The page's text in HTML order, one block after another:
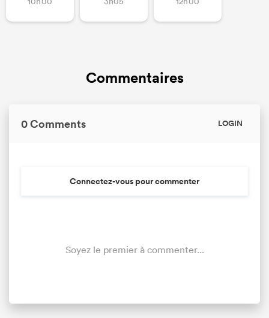
Commentaires
0 Comments LOGIN
Connectez-vous pour commenter
Soyez le premier à commenter...